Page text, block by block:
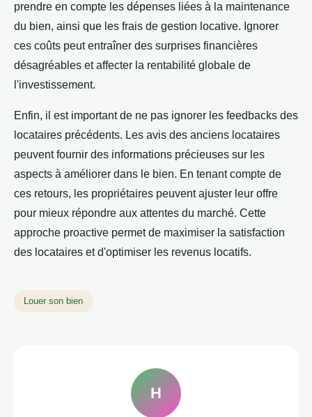
prendre en compte les dépenses liées à la maintenance
du bien, ainsi que les frais de gestion locative. Ignorer
ces coûts peut entraîner des surprises financières
désagréables et affecter la rentabilité globale de
l'investissement.
Enfin, il est important de ne pas ignorer les feedbacks des
locataires précédents. Les avis des anciens locataires
peuvent fournir des informations précieuses sur les
aspects à améliorer dans le bien. En tenant compte de
ces retours, les propriétaires peuvent ajuster leur offre
pour mieux répondre aux attentes du marché. Cette
approche proactive permet de maximiser la satisfaction
des locataires et d'optimiser les revenus locatifs.
Louer son bien
H